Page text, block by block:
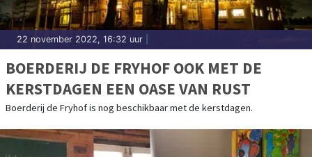
22 november 2022, 16:32 uur
BOERDERIJ DE FRYHOF OOK MET DE
KERSTDAGEN EEN OASE VAN RUST
Boerderij de Fryhof is nog beschikbaar met de kerstdagen.